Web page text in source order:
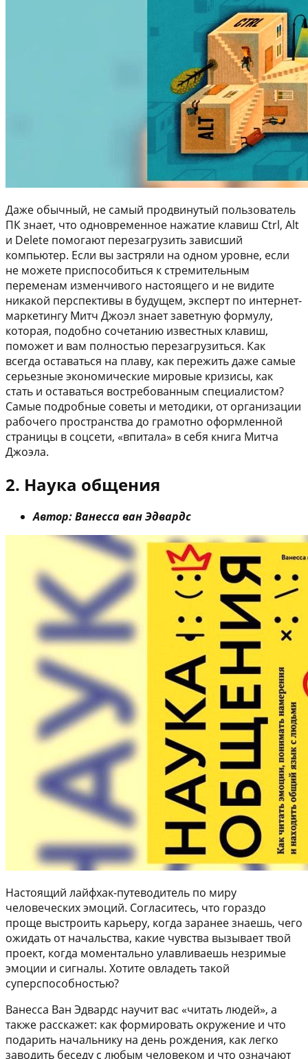
Даже обычный, не самый продвинутый пользователь
ПК знает, что одновременное нажатие клавиш Ctrl, Alt
и Delete помогают перезагрузить зависший
компьютер. Если вы застряли на одном уровне, если
не можете приспособиться к стремительным
переменам изменчивого настоящего и не видите
никакой перспективы в будущем, эксперт по интернет-
маркетингу Митч Джоэл знает заветную формулу,
которая, подобно сочетанию известных клавиш,
поможет и вам полностью перезагрузиться. Как
всегда оставаться на плаву, как пережить даже самые
серьезные экономические мировые кризисы, как
стать и оставаться востребованным специалистом?
Самые подробные советы и методики, от организации
рабочего пространства до грамотно оформленной
страницы в соцсети, «впитала» в себя книга Митча
Джоэла.
2. Наука общения
Автор: Ванесса ван Эдвардс
Настоящий лайфхак-путеводитель по миру
человеческих эмоций. Согласитесь, что гораздо
проще выстроить карьеру, когда заранее знаешь, чего
ожидать от начальства, какие чувства вызывает твой
проект, когда моментально улавливаешь незримые
эмоции и сигналы. Хотите овладеть такой
суперспособностью?
Ванесса Ван Эдвардс научит вас «читать людей», а
также расскажет: как формировать окружение и что
подарить начальнику на день рождения, как легко
заводить беседу с любым человеком и что означают